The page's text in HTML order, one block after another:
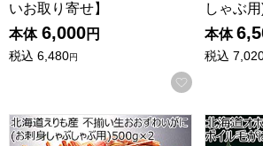
いお取り寄せ】
本体 6,000円
税込 6,480円
お気に入り
しゃぶ
本体
税込
北海道えりも産 不揃い生おおずわいが
北海道